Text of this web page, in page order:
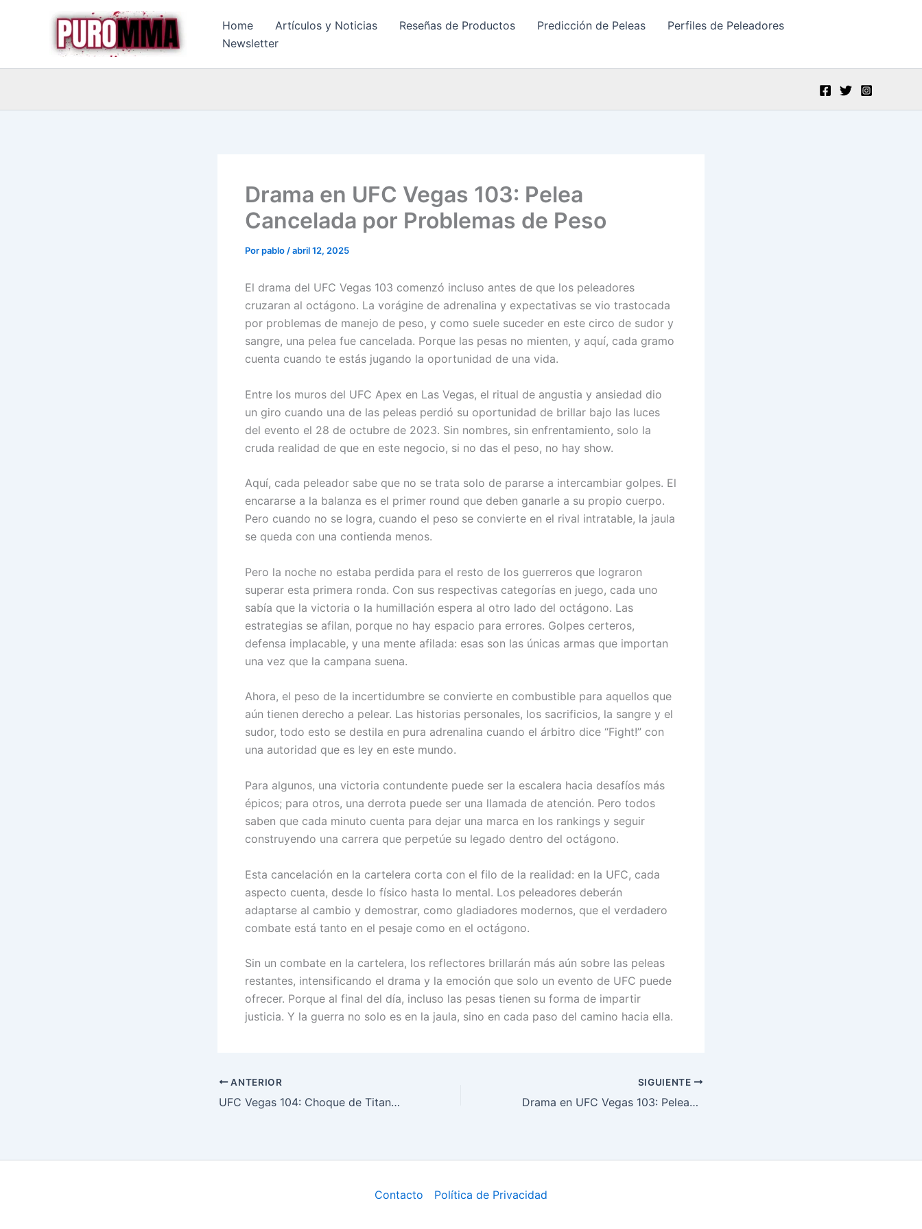
Home Artículos y Noticias Reseñas de Productos Predicción de Peleas
Perfiles de Peleadores
Newsletter
Drama en UFC Vegas 103: Pelea
Cancelada por Problemas de Peso
Porpablo /abril 12, 2025
El drama del UFC Vegas 103 comenzó incluso antes de que los peleadores
cruzaran al octágono. La vorágine de adrenalina y expectativas se vio trastocada
por problemas de manejo de peso, y como suele suceder en este circo de sudor y
sangre, una pelea fue cancelada. Porque las pesas no mienten, y aquí, cada gramo
cuenta cuando te estás jugando la oportunidad de una vida.
Entre los muros del UFC Apex en Las Vegas, el ritual de angustia y ansiedad dio
un giro cuando una de las peleas perdió su oportunidad de brillar bajo las luces
del evento el 28 de octubre de 2023. Sin nombres, sin enfrentamiento, solo la
cruda realidad de que en este negocio, si no das el peso, no hay show.
Aquí, cada peleador sabe que no se trata solo de pararse a intercambiar golpes. El
encararse a la balanza es el primer round que deben ganarle a su propio cuerpo.
Pero cuando no se logra, cuando el peso se convierte en el rival intratable, la jaula
se queda con una contienda menos.
Pero la noche no estaba perdida para el resto de los guerreros que lograron
superar esta primera ronda. Con sus respectivas categorías en juego, cada uno
sabía que la victoria o la humillación espera al otro lado del octágono. Las
estrategias se afilan, porque no hay espacio para errores. Golpes certeros,
defensa implacable, y una mente afilada: esas son las únicas armas que importan
una vez que la campana suena.
Ahora, el peso de la incertidumbre se convierte en combustible para aquellos que
aún tienen derecho a pelear. Las historias personales, los sacrificios, la sangre y el
sudor, todo esto se destila en pura adrenalina cuando el árbitro dice “Fight!” con
una autoridad que es ley en este mundo.
Para algunos, una victoria contundente puede ser la escalera hacia desafíos más
épicos; para otros, una derrota puede ser una llamada de atención. Pero todos
saben que cada minuto cuenta para dejar una marca en los rankings y seguir
construyendo una carrera que perpetúe su legado dentro del octágono.
Esta cancelación en la cartelera corta con el filo de la realidad: en la UFC, cada
aspecto cuenta, desde lo físico hasta lo mental. Los peleadores deberán
adaptarse al cambio y demostrar, como gladiadores modernos, que el verdadero
combate está tanto en el pesaje como en el octágono.
Sin un combate en la cartelera, los reflectores brillarán más aún sobre las peleas
restantes, intensificando el drama y la emoción que solo un evento de UFC puede
ofrecer. Porque al final del día, incluso las pesas tienen su forma de impartir
justicia. Y la guerra no solo es en la jaula, sino en cada paso del camino hacia ella.
ANTERIOR
UFC Vegas 104: Choque de Titanes en el Octágono de Las Vegas
SIGUIENTE
Drama en UFC Vegas 103: Peleas Canceladas Impactan Cartelera de MMA
Contacto Política de Privacidad